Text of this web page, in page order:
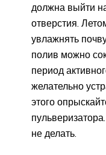
должна выйти
отверстия.
увлажнять
полив можно
период
желательно
этого
не делать.